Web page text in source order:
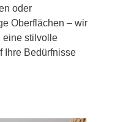
oder
Oberflächen – wir
eine stilvolle
Ihre Bedürfnisse